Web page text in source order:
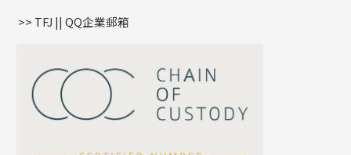
嘴唇鏈系列
S車花鏈系列
珍珠鏈系列
坦克鏈系列
滿天星鏈系列
星座吊墜
珠扣
>> TFJ || QQ企業郵箱